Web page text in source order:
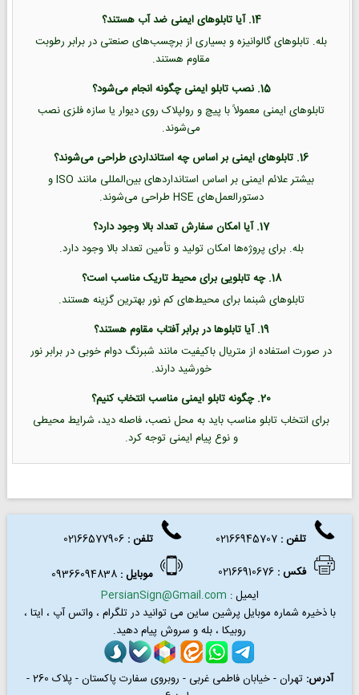
14. آیا تابلوهای ایمنی ضد آب هستند؟
بله. تابلوهای گالوانیزه و بسیاری از برچسب‌های صنعتی در برابر رطوبت
مقاوم هستند.
15. نصب تابلو ایمنی چگونه انجام می‌شود؟
تابلوهای ایمنی معمولاً با پیچ و رولپلاک روی دیوار یا سازه فلزی نصب
می‌شوند.
16. تابلوهای ایمنی بر اساس چه استانداردی طراحی می‌شوند؟
بیشتر علائم ایمنی بر اساس استانداردهای بین‌المللی مانند ISO و
دستورالعمل‌های HSE طراحی می‌شوند.
17. آیا امکان سفارش تعداد بالا وجود دارد؟
بله. برای پروژه‌ها امکان تولید و تأمین تعداد بالا وجود دارد.
18. چه تابلویی برای محیط تاریک مناسب است؟
تابلوهای شبنما برای محیط‌های کم نور بهترین گزینه هستند.
19. آیا تابلوها در برابر آفتاب مقاوم هستند؟
در صورت استفاده از متریال باکیفیت مانند شبرنگ دوام خوبی در برابر نور
خورشید دارند.
20. چگونه تابلو ایمنی مناسب انتخاب کنیم؟
برای انتخاب تابلو مناسب باید به محل نصب، فاصله دید، شرایط محیطی
و نوع پیام ایمنی توجه کرد.
تلفن : تلفن:
02166577906
فکس:
02166910676 موبایل :
ایمیل : PersianSign@Gmail.com
با ذخیره شماره موبایل پرشین ساین می توانید درتلگرام ، واتس آپ ، ایتا ،
روبیکا ، بله و سروش پیام دهید.
آدرس:
تهران - خیابان فاطمی غربی - روبروی سفارت پاکستان - پلاک 260 -